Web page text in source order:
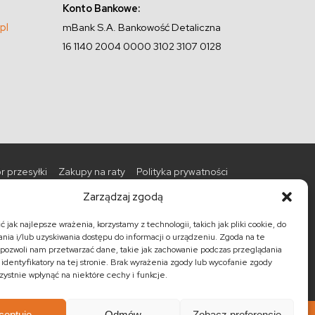
Zarządzaj zgodą
jak najlepsze wrażenia, korzystamy z technologii, takich jak pliki cookie, do
i/lub uzyskiwania dostępu do informacji o urządzeniu. Zgoda na te
nam przetwarzać dane, takie jak zachowanie podczas przeglądania
na tej stronie. Brak wyrażenia zgody lub wycofanie zgody
wpłynąć na niektóre cechy i funkcje.
Konto Bankowe:
mBank S.A. Bankowość Detaliczna
16 1140 2004 0000 3102 3107 0128
przesyłki Zakupy na raty
Polityka prywatności
Promocje Nowości
Barki kolonialne
Półki kolonialne
Regały kolonialne